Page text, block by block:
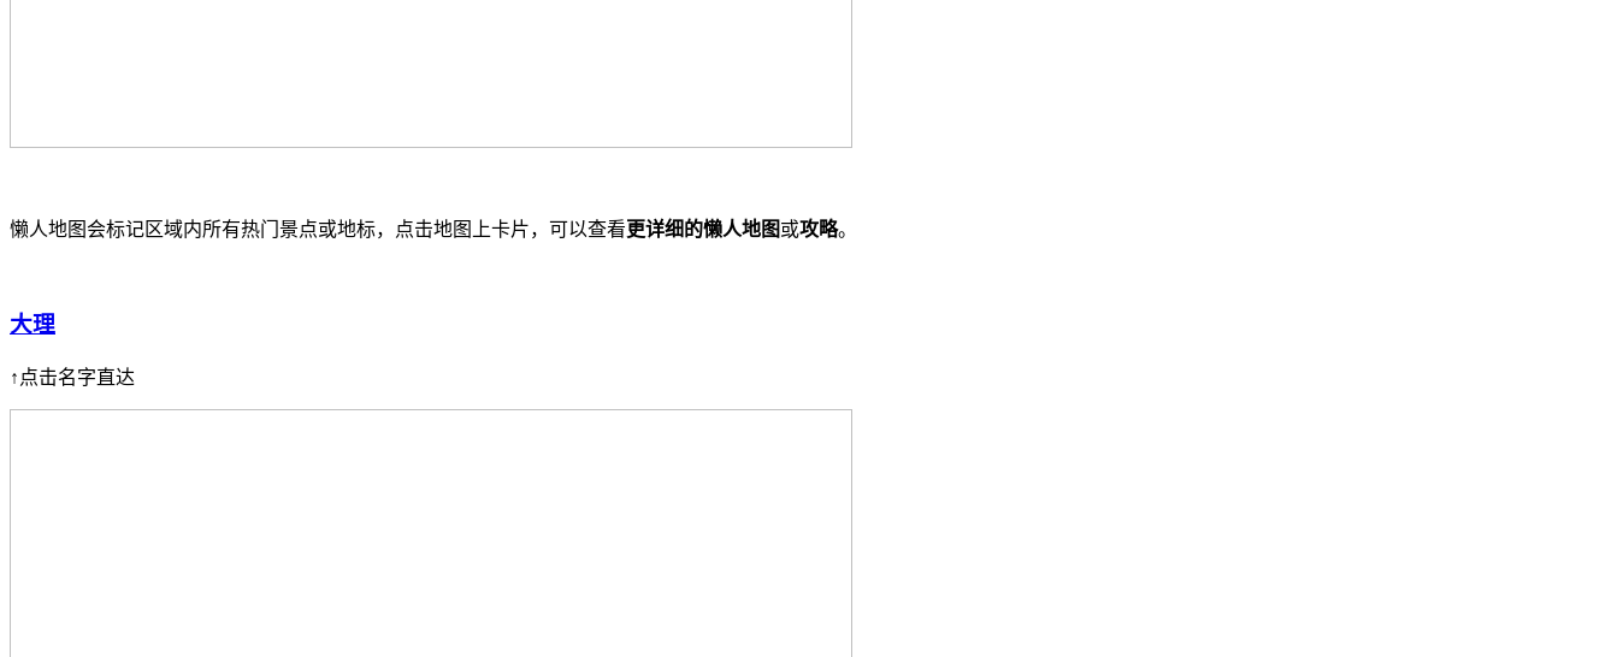
懒人地图会标记区域内所有热门景点或地标，点击地图上卡片，可以查看更详细的懒人地图或攻略。
大理
↑点击名字直达